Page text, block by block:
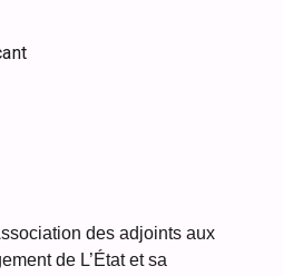
des adjoints aux
de L’État et sa